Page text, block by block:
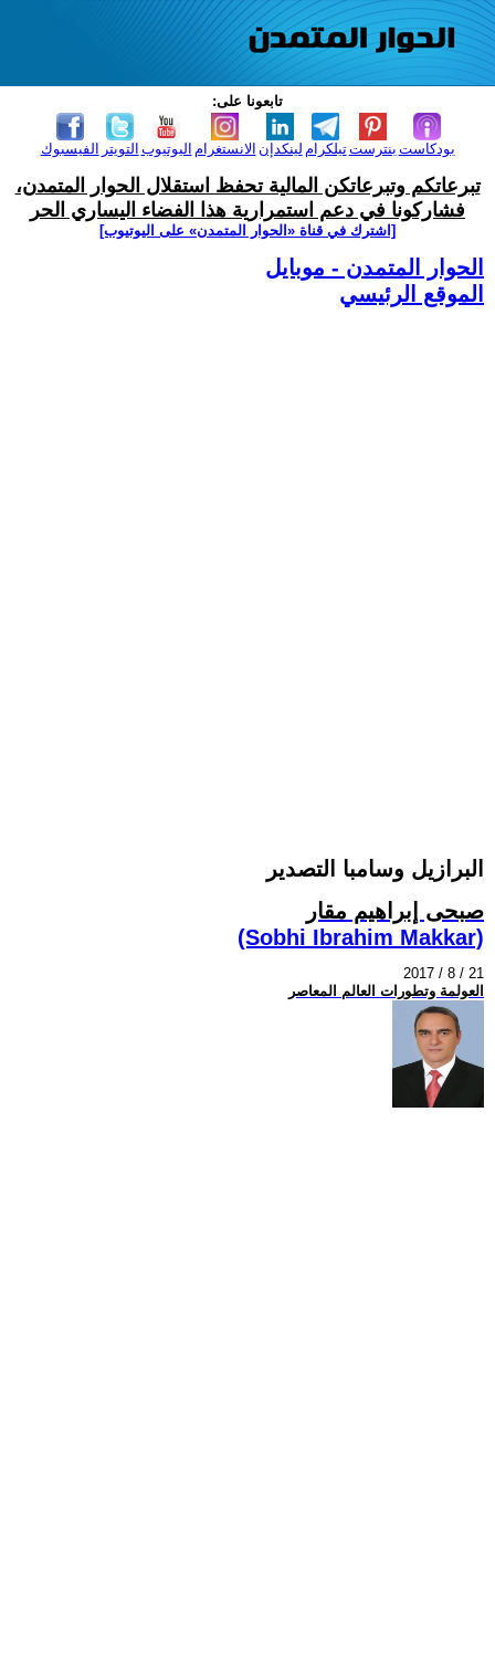
تابعونا على:
الفيسبوك التويتر اليوتيوب الانستغرام لينكدإن تيلكرامبنترست بودكاست
تبرعاتكم وتبرعاتكن المالية تحفظ استقلال الحوار المتمدن،
فشاركونا في دعم استمرارية هذا الفضاء اليساري الحر
[اشترك في قناة ‫«الحوار المتمدن» على اليوتيوب]
الحوار المتمدن - موبايل
الموقع الرئيسي
البرازيل وسامبا التصدير
صبحى إبراهيم مقار
(Sobhi Ibrahim Makkar)
2017 / 8 / 21
العولمة وتطورات العالم المعاصر